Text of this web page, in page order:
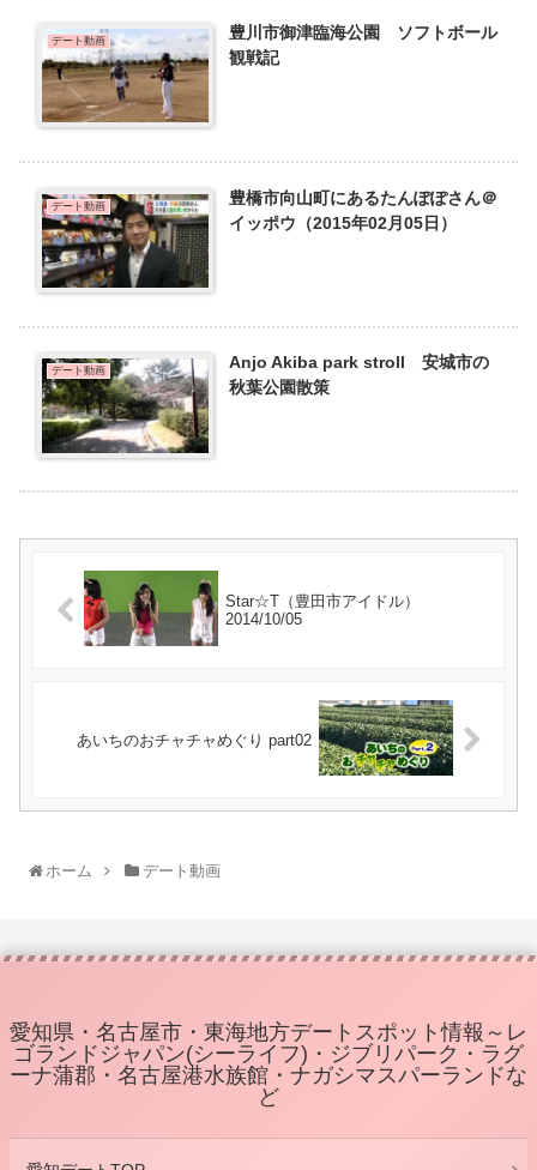
デート動画
豊川市御津臨海公園 ソフトボール
観戦記
デート動画
豊橋市向山町にあるたんぽぽさん＠
イッポウ（2015年02月05日）
デート動画
Anjo Akiba park stroll 安城市の
秋葉公園散策
Star☆T（豊田市アイドル）
2014/10/05
あいちのおチャチャめぐり part02
ホーム デート動画
愛知県・名古屋市・東海地方デートスポット情報～レ
ゴランドジャパン(シーライフ)・ジブリパーク・ラグ
ーナ蒲郡・名古屋港水族館・ナガシマスパーランドな
ど